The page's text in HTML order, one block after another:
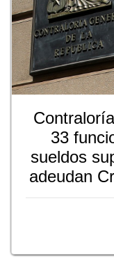
33
sueldos
adeudan